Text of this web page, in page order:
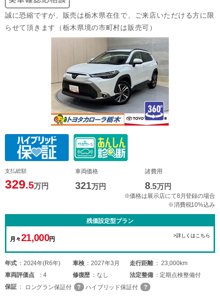
誠に恐縮ですが、販売は栃木県在住で、ご来店いただける方に限
らせて頂きます（栃木県境の市町村は販売可）
支払総額
329.5万円
車両価格
321万円
諸費用
8.5万円
※価格は展示店にて8月登録の場合
※消費税10%込み
残価設定型プラン
月々21,000円
>詳しくはこちら
年式 2024年(R6年) 車検 2027年3月 走行距離
23,000km
車両評価点 4 修復歴 なし 法定整備
定期点検整備付
保証
ロングラン保証付 ハイブリッド保証付